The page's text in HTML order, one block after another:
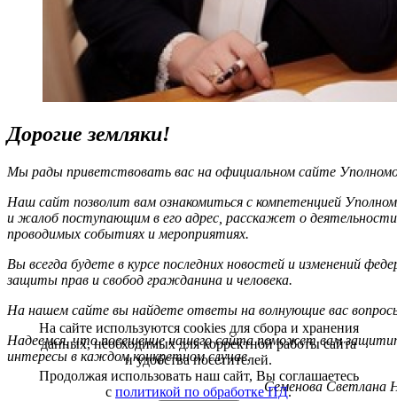
Дорогие земляки!
Мы рады приветствовать вас на официальном сайте
Наш сайт позволит вам ознакомиться с компетенцией
и жалоб поступающим в его адрес, расскажет о
проводимых событиях и мероприятиях.
Вы всегда будете в курсе последних новостей и изменений
защиты прав и свобод гражданина и человека.
На нашем сайте вы найдете ответы на волнующие вас
Надеемся, что посещение нашего сайта поможет вам
интересы в каждом конкретном случае.
Семенова Светлана
На сайте используются cookies для сбора и хранения
данных, необходимых для корректной работы сайта
и удобства посетителей.
Продолжая использовать наш сайт, Вы соглашаетесь
с политикой по обработке ПД.